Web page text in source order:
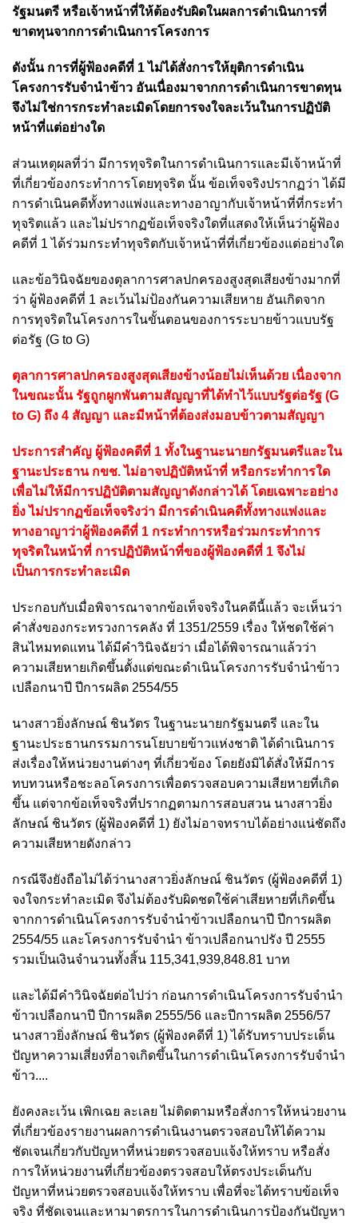
รัฐมนตรี หรือเจ้าหน้าที่ให้ต้องรับผิดในผลการดำเนินการที่
ขาดทุนจากการดำเนินการโครงการ
ดังนั้น การที่ผู้ฟ้องคดีที่ 1 ไม่ได้สั่งการให้ยุติการดำเนิน
โครงการรับจำนำข้าว อันเนื่องมาจากการดำเนินการขาดทุน
จึงไม่ใช่การกระทำละเมิดโดยการจงใจละเว้นในการปฏิบัติ
หน้าที่แต่อย่างใด
ส่วนเหตุผลที่ว่า มีการทุจริตในการดำเนินการและมีเจ้าหน้าที่
ที่เกี่ยวข้องกระทำการโดยทุจริต นั้น ข้อเท็จจริงปรากฏว่า ได้มี
การดำเนินคดีทั้งทางแพ่งและทางอาญากับเจ้าหน้าที่ที่กระทำ
ทุจริตแล้ว และไม่ปรากฏข้อเท็จจริงใดที่แสดงให้เห็นว่าผู้ฟ้อง
คดีที่ 1 ได้ร่วมกระทำทุจริตกับเจ้าหน้าที่ที่เกี่ยวข้องแต่อย่างใด
และข้อวินิจฉัยของตุลาการศาลปกครองสูงสุดเสียงข้างมากที่
ว่า ผู้ฟ้องคดีที่ 1 ละเว้นไม่ป้องกันความเสียหาย อันเกิดจาก
การทุจริตในโครงการในขั้นตอนของการระบายข้าวแบบรัฐ
ต่อรัฐ (G to G)
ตุลาการศาลปกครองสูงสุดเสียงข้างน้อยไม่เห็นด้วย เนื่องจาก
ในขณะนั้น รัฐถูกผูกพันตามสัญญาที่ได้ทำไว้แบบรัฐต่อรัฐ (G
to G) ถึง 4 สัญญา และมีหน้าที่ต้องส่งมอบข้าวตามสัญญา
ประการสำคัญ ผู้ฟ้องคดีที่ 1 ทั้งในฐานะนายกรัฐมนตรีและใน
ฐานะประธาน กขช. ไม่อาจปฏิบัติหน้าที่ หรือกระทำการใด
เพื่อไม่ให้มีการปฏิบัติตามสัญญาดังกล่าวได้ โดยเฉพาะอย่าง
ยิ่ง ไม่ปรากฏข้อเท็จจริงว่า มีการดำเนินคดีทั้งทางแพ่งและ
ทางอาญาว่าผู้ฟ้องคดีที่ 1 กระทำการหรือร่วมกระทำการ
ทุจริตในหน้าที่ การปฏิบัติหน้าที่ของผู้ฟ้องคดีที่ 1 จึงไม่
เป็นการกระทำละเมิด
ประกอบกับเมื่อพิจารณาจากข้อเท็จจริงในคดีนี้แล้ว จะเห็นว่า
คำสั่งของกระทรวงการคลัง ที่ 1351/2559 เรื่อง ให้ชดใช้ค่า
สินไหมทดแทน ได้มีคําวินิจฉัยว่า เมื่อได้พิจารณาแล้วว่า
ความเสียหายเกิดขึ้นตั้งแต่ขณะดำเนินโครงการรับจำนำข้าว
เปลือกนาปี ปีการผลิต 2554/55
นางสาวยิ่งลักษณ์ ชินวัตร ในฐานะนายกรัฐมนตรี และใน
ฐานะประธานกรรมการนโยบายข้าวแห่งชาติ ได้ดำเนินการ
ส่งเรื่องให้หน่วยงานต่างๆ ที่เกี่ยวข้อง โดยยังมิได้สั่งให้มีการ
ทบทวนหรือชะลอโครงการเพื่อตรวจสอบความเสียหายที่เกิด
ขึ้น แต่จากข้อเท็จจริงที่ปรากฏตามการสอบสวน นางสาวยิ่ง
ลักษณ์ ชินวัตร (ผู้ฟ้องคดีที่ 1) ยังไม่อาจทราบได้อย่างแน่ชัดถึง
ความเสียหายดังกล่าว
กรณีจึงยังถือไม่ได้ว่านางสาวยิ่งลักษณ์ ชินวัตร (ผู้ฟ้องคดีที่ 1)
จงใจกระทำละเมิด จึงไม่ต้องรับผิดชดใช้ค่าเสียหายที่เกิดขึ้น
จากการดำเนินโครงการรับจำนำข้าวเปลือกนาปี ปีการผลิต
2554/55 และโครงการรับจำนำ ข้าวเปลือกนาปรัง ปี 2555
รวมเป็นเงินจำนวนทั้งสิ้น 115,341,939,848.81 บาท
และได้มีคําวินิจฉัยต่อไปว่า ก่อนการดำเนินโครงการรับจำนำ
ข้าวเปลือกนาปี ปีการผลิต 2555/56 และปีการผลิต 2556/57
นางสาวยิ่งลักษณ์ ชินวัตร (ผู้ฟ้องคดีที่ 1) ได้รับทราบประเด็น
ปัญหาความเสี่ยงที่อาจเกิดขึ้นในการดำเนินโครงการรับจำนำ
ข้าว....
ยังคงละเว้น เพิกเฉย ละเลย ไม่ติดตามหรือสั่งการให้หน่วยงาน
ที่เกี่ยวข้องรายงานผลการดําเนินงานตรวจสอบให้ได้ความ
ชัดเจนเกี่ยวกับปัญหาที่หน่วยตรวจสอบแจ้งให้ทราบ หรือสั่ง
การให้หน่วยงานที่เกี่ยวข้องตรวจสอบให้ตรงประเด็นกับ
ปัญหาที่หน่วยตรวจสอบแจ้งให้ทราบ เพื่อที่จะได้ทราบข้อเท็จ
จริง ที่ชัดเจนและหามาตรการในการดำเนินการป้องกันปัญหา